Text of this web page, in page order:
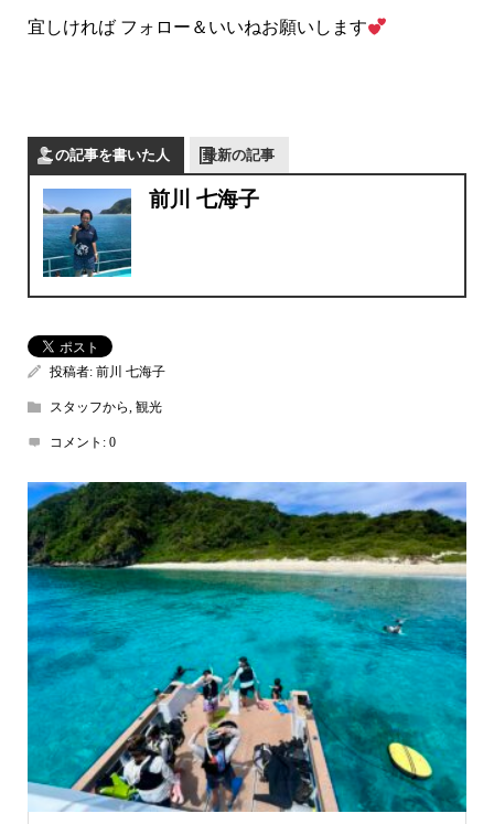
宜しければ フォロー＆いいねお願いします
この記事を書いた人 最新の記事
前川 七海子
投稿者: 前川 七海子
スタッフから, 観光
コメント: 0